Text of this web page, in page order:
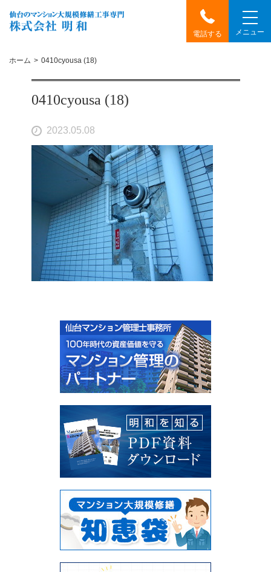
電話する メニュー
ホーム 0410cyousa (18)
0410cyousa (18)
2023.05.08